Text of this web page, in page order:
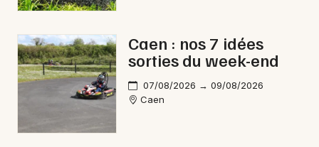
Sorties & loisirs
Marche gourmande dans le Calvados
Marche gourmande en Basse-Normandie
Caen : nos 7 idées
sorties du week-end
07/08/2026 → 09/08/2026
Caen